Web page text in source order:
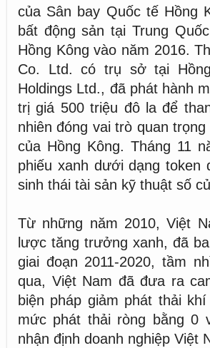
của Sân bay Quốc tế Hồng
bất động sản tại Trung
Hồng Kông vào năm 2016.
Co. Ltd. có trụ sở tại
Holdings Ltd., đã phát hành
trị giá 500 triệu đô la để
nhiên đóng vai trò quan
của Hồng Kông. Tháng 11
phiếu xanh dưới dạng
sinh thái tài sản kỹ thuật số
Từ những năm 2010, Việt
lược tăng trưởng xanh, đã
giai đoạn 2011-2020, tầm
qua, Việt Nam đã đưa ra
biện pháp giảm phát thải
mức phát thải ròng bằng 0
nhận định doanh nghiệp Việt